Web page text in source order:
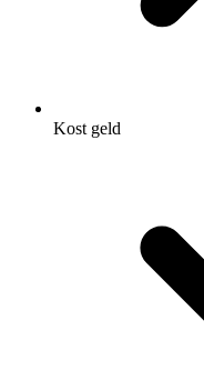
Kost geld